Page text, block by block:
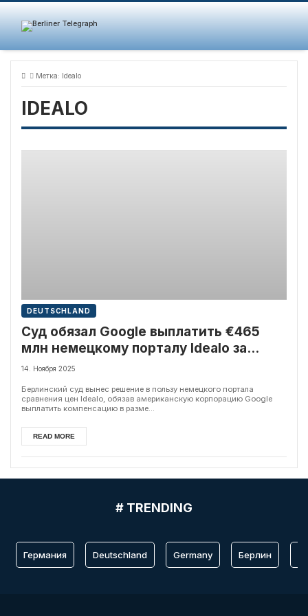
Skip
content
Метка: Idealo
IDEALO
DEUTSCHLAND
Суд обязал Google выплатить €465
млн немецкому порталу Idealo за
нарушение конкуренции
14. Ноября 2025
Берлинский суд вынес решение в пользу немецкого портала
сравнения цен Idealo, обязав американскую корпорацию Google
выплатить компенсацию в разме...
READ MORE
# TRENDING
Германия Deutschland Germany Берлин